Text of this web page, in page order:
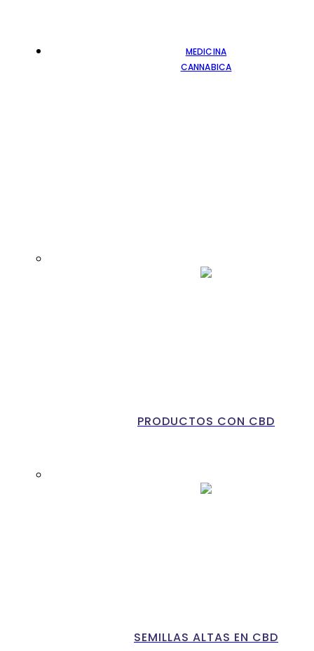
MEDICINA
CANNABICA
PRODUCTOS CON CBD
SEMILLAS ALTAS EN CBD